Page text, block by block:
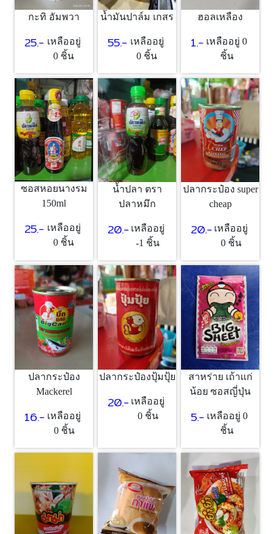
กะทิ อัมพวา
25.- เหลืออยู่
0 ชิ้น
น้ำมันปาล์ม เกสร
55.- เหลืออยู่
0 ชิ้น
ฮอลเหลือง
1.- เหลืออยู่ 0
ชิ้น
ซอสหอยนางรม
150ml
25.- เหลืออยู่
0 ชิ้น
น้ำปลา ตรา
ปลาหมึก
20.- เหลืออยู่
-1 ชิ้น
ปลากระป๋อง super
cheap
20.- เหลืออยู่
0 ชิ้น
ปลากระป๋อง
Mackerel
16.- เหลืออยู่
0 ชิ้น
ปลากระป๋องปุ้มปุ้ย
20.- เหลืออยู่
0 ชิ้น
สาหร่าย เถ้าแก่
น้อย ซอสญี่ปุ่น
5.- เหลืออยู่ 0
ชิ้น